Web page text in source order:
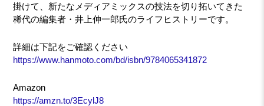
掛けて、新たなメディアミックスの技法を切り拓いてきた
稀代の編集者・井上伸一郎氏のライフヒストリーです。
詳細は下記をご確認ください
https://www.hanmoto.com/bd/isbn/9784065341872
Amazon
https://amzn.to/3EcylJ8